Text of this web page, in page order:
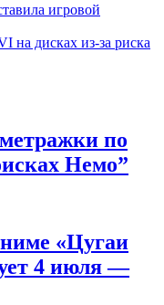
игровой
на дисках из-за риска
по
Немо”
«Цугаи
4 июля —